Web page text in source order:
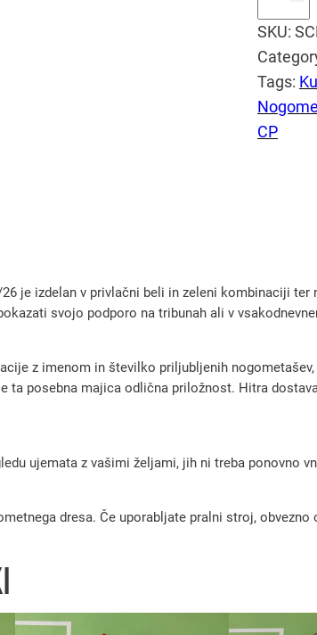
s
e
b
e
n
t
d
s
SKU:
Tags:
CP
je izdelan v privlačni beli in zeleni kombinaciji
svojo podporo na tribunah ali v
z imenom in številko priljubljenih
ta posebna majica odlična priložnost. Hitra
ujemata z vašimi željami, jih ni treba ponovno
dresa. Če uporabljate pralni stroj,